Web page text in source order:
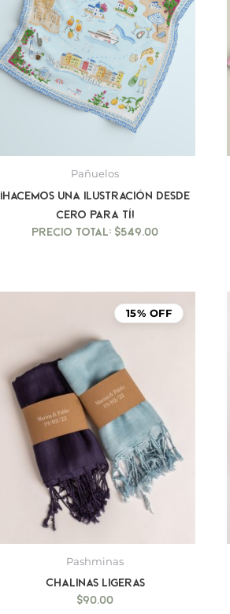
Pañuelos
¡Hacemos una ilustración desde
cero para tí!
$549.00
15% OFF
Pashminas
Chalinas ligeras
$90.00